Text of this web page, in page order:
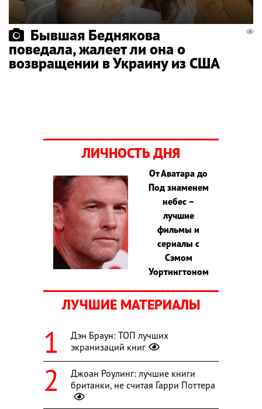
Бывшая Беднякова
поведала, жалеет ли она о
возвращении в Украину из США
ЛИЧНОСТЬ ДНЯ
От Аватара до
Под знаменем
небес –
лучшие
фильмы и
сериалы с
Сэмом
Уортингтоном
ЛУЧШИЕ МАТЕРИАЛЫ
Дэн Браун: ТОП лучших
экранизаций книг
Джоан Роулинг: лучшие книги
британки, не считая Гарри Поттера